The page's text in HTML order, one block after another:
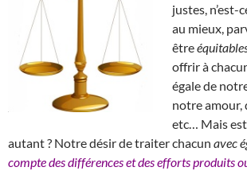
justes, n’est-
au mieux,
être
offrir à
égale de
notre amour,
etc… Mais
autant ? Notre désir de traiter chacun avec
compte des différences et des efforts produits